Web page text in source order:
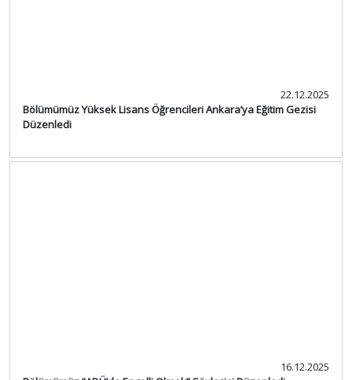
22.12.2025
Bölümümüz Yüksek Lisans Öğrencileri Ankara’ya Eğitim Gezisi
Düzenledi
16.12.2025